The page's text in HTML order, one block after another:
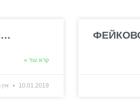
קרא עוד »
10.01.2019